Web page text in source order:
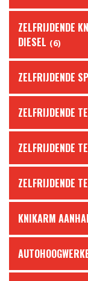
ZELFRIJDENDE
DIESEL (6)
ZELFRIJDENDE
ZELFRIJDENDE
ZELFRIJDENDE
ZELFRIJDENDE
KNIKARM